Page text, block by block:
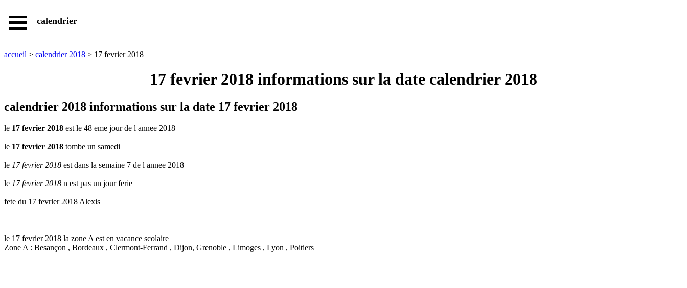
accueil
fetes
dates
jours
fetes
et
dates
pratiques
calendrier
accueil > calendrier 2018 > 17 fevrier 2018
17 fevrier 2018 informations sur la date calendrier 2018
calendrier 2018 informations sur la date 17 fevrier 2018
le 17 fevrier 2018 est le 48 eme jour de l annee 2018
le 17 fevrier 2018 tombe un samedi
le 17 fevrier 2018 est dans la semaine 7 de l annee 2018
le 17 fevrier 2018 n est pas un jour ferie
fete du 17 fevrier 2018 Alexis
le 17 fevrier 2018 la zone A est en vacance scolaire
Zone A : Besançon , Bordeaux , Clermont-Ferrand , Dijon, Grenoble , Limoges , Lyon , Poitiers